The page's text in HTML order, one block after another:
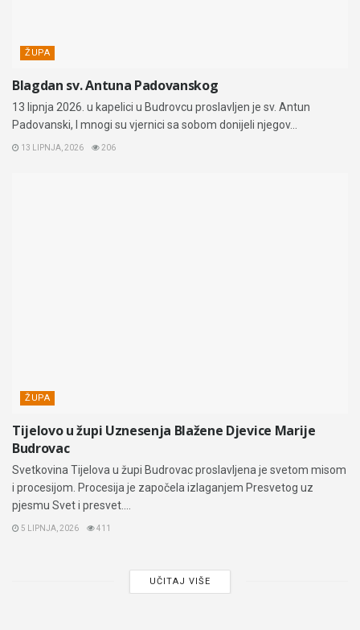
ŽUPA
Blagdan sv. Antuna Padovanskog
13 lipnja 2026. u kapelici u Budrovcu proslavljen je sv. Antun
Padovanski, I mnogi su vjernici sa sobom donijeli njegov...
13 LIPNJA, 2026 206
ŽUPA
Tijelovo u župi Uznesenja Blažene Djevice Marije
Budrovac
Svetkovina Tijelova u župi Budrovac proslavljena je svetom misom
i procesijom. Procesija je započela izlaganjem Presvetog uz
pjesmu Svet i presvet....
5 LIPNJA, 2026 411
UČITAJ VIŠE